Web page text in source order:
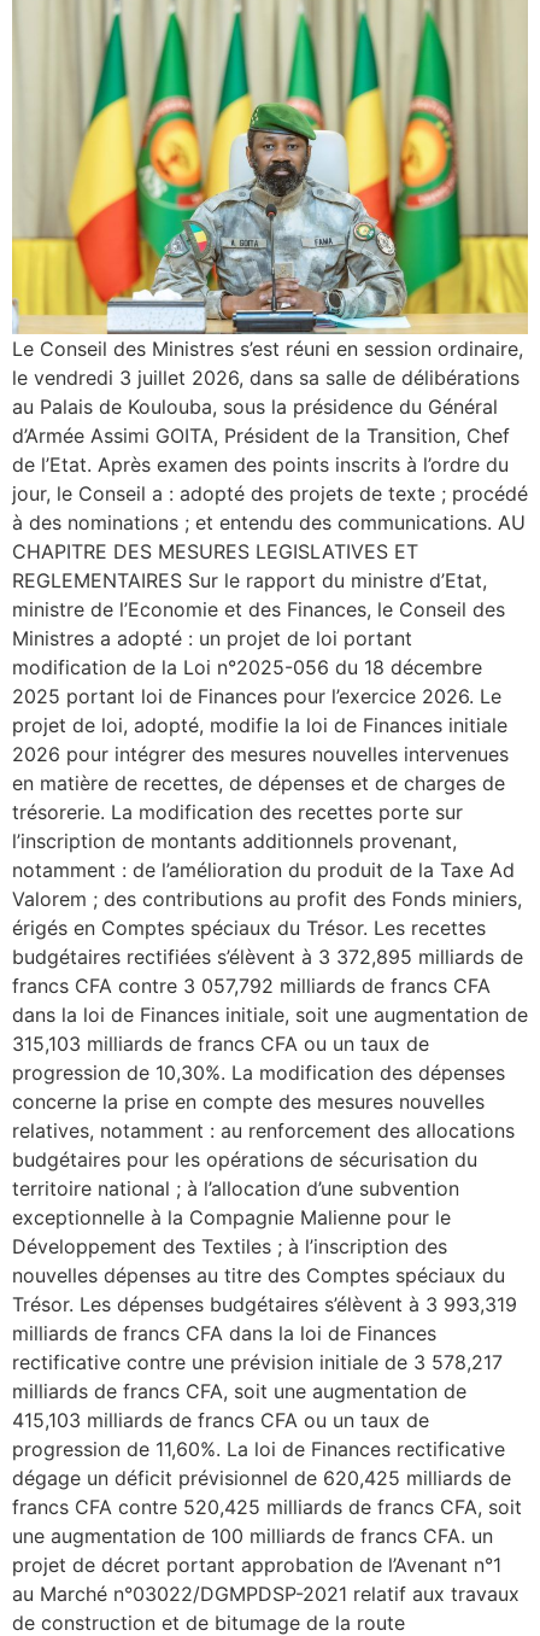
Le Conseil des Ministres s’est réuni en session ordinaire,
le vendredi 3 juillet 2026, dans sa salle de délibérations
au Palais de Koulouba, sous la présidence du Général
d’Armée Assimi GOITA, Président de la Transition, Chef
de l’Etat. Après examen des points inscrits à l’ordre du
jour, le Conseil a : adopté des projets de texte ; procédé
à des nominations ; et entendu des communications. AU
CHAPITRE DES MESURES LEGISLATIVES ET
REGLEMENTAIRES Sur le rapport du ministre d’Etat,
ministre de l’Economie et des Finances, le Conseil des
Ministres a adopté : un projet de loi portant
modification de la Loi n°2025-056 du 18 décembre
2025 portant loi de Finances pour l’exercice 2026. Le
projet de loi, adopté, modifie la loi de Finances initiale
2026 pour intégrer des mesures nouvelles intervenues
en matière de recettes, de dépenses et de charges de
trésorerie. La modification des recettes porte sur
l’inscription de montants additionnels provenant,
notamment : de l’amélioration du produit de la Taxe Ad
Valorem ; des contributions au profit des Fonds miniers,
érigés en Comptes spéciaux du Trésor. Les recettes
budgétaires rectifiées s’élèvent à 3 372,895 milliards de
francs CFA contre 3 057,792 milliards de francs CFA
dans la loi de Finances initiale, soit une augmentation de
315,103 milliards de francs CFA ou un taux de
progression de 10,30%. La modification des dépenses
concerne la prise en compte des mesures nouvelles
relatives, notamment : au renforcement des allocations
budgétaires pour les opérations de sécurisation du
territoire national ; à l’allocation d’une subvention
exceptionnelle à la Compagnie Malienne pour le
Développement des Textiles ; à l’inscription des
nouvelles dépenses au titre des Comptes spéciaux du
Trésor. Les dépenses budgétaires s’élèvent à 3 993,319
milliards de francs CFA dans la loi de Finances
rectificative contre une prévision initiale de 3 578,217
milliards de francs CFA, soit une augmentation de
415,103 milliards de francs CFA ou un taux de
progression de 11,60%. La loi de Finances rectificative
dégage un déficit prévisionnel de 620,425 milliards de
francs CFA contre 520,425 milliards de francs CFA, soit
une augmentation de 100 milliards de francs CFA. un
projet de décret portant approbation de l’Avenant n°1
au Marché n°03022/DGMPDSP-2021 relatif aux travaux
de construction et de bitumage de la route